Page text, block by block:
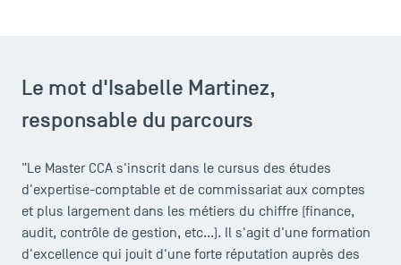
Le mot d'Isabelle Martinez,
responsable du parcours
"Le Master CCA s'inscrit dans le cursus des études
d'expertise-comptable et de commissariat aux comptes
et plus largement dans les métiers du chiffre (finance,
audit, contrôle de gestion, etc...). Il s'agit d'une formation
d'excellence qui jouit d'une forte réputation auprès des